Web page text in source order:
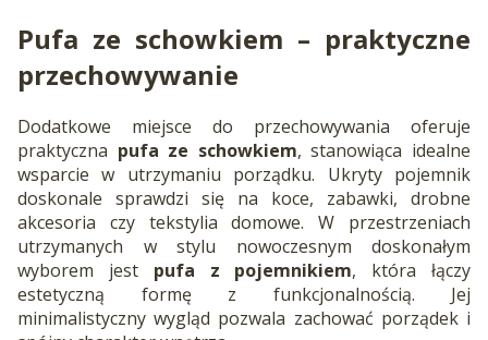
Pufa ze schowkiem – praktyczne
przechowywanie
Dodatkowe miejsce do przechowywania oferuje
praktyczna pufa ze schowkiem, stanowiąca idealne
wsparcie w utrzymaniu porządku. Ukryty pojemnik
doskonale sprawdzi się na koce, zabawki, drobne
akcesoria czy tekstylia domowe. W przestrzeniach
utrzymanych w stylu nowoczesnym doskonałym
wyborem jest pufa z pojemnikiem, która łączy
estetyczną formę z funkcjonalnością. Jej
minimalistyczny wygląd pozwala zachować porządek i